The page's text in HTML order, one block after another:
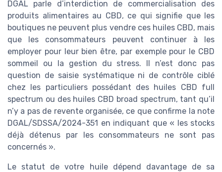
DGAL parle d’interdiction de commercialisation des
produits alimentaires au CBD, ce qui signifie que les
boutiques ne peuvent plus vendre ces huiles CBD, mais
que les consommateurs peuvent continuer à les
employer pour leur bien être, par exemple pour le CBD
sommeil ou la gestion du stress. Il n’est donc pas
question de saisie systématique ni de contrôle ciblé
chez les particuliers possédant des huiles CBD full
spectrum ou des huiles CBD broad spectrum, tant qu’il
n’y a pas de revente organisée, ce que confirme la note
DGAL/SDSSA/2024-351 en indiquant que « les stocks
déjà détenus par les consommateurs ne sont pas
concernés ».
Le statut de votre huile dépend davantage de sa